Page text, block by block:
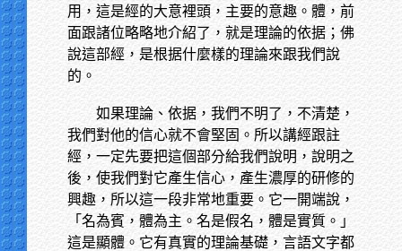
用，這是經的大意裡頭，主要的意趣。體，前
面跟諸位略略地介紹了，就是理論的依据；佛
說這部經，是根据什麼樣的理論來跟我們說
的。
如果理論、依据，我們不明了，不清楚，
我們對他的信心就不會堅固。所以講經跟註
經，一定先要把這個部分給我們說明，說明之
後，使我們對它產生信心，產生濃厚的研修的
興趣，所以這一段非常地重要。它一開端說，
「名為賓，體為主。名是假名，體是實質。」
這是顯體。它有真實的理論基礎，言語文字都